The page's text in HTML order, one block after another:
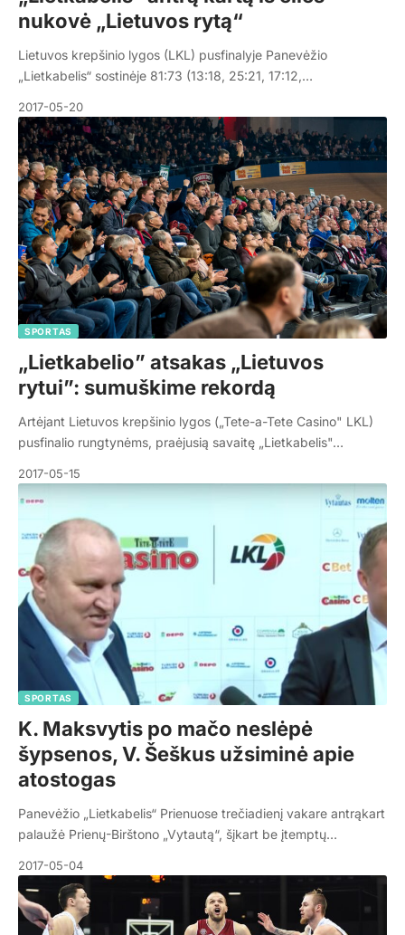
nukovė „Lietuvos rytą“
Lietuvos krepšinio lygos (LKL) pusfinalyje Panevėžio
„Lietkabelis“ sostinėje 81:73 (13:18, 25:21, 17:12,…
2017-05-20
SPORTAS
„Lietkabelio” atsakas „Lietuvos
rytui”: sumuškime rekordą
Artėjant Lietuvos krepšinio lygos („Tete-a-Tete Casino" LKL)
pusfinalio rungtynėms, praėjusią savaitę „Lietkabelis"…
2017-05-15
SPORTAS
K. Maksvytis po mačo neslėpė
šypsenos, V. Šeškus užsiminė apie
atostogas
Panevėžio „Lietkabelis“ Prienuose trečiadienį vakare antrąkart
palaužė Prienų-Birštono „Vytautą“, šįkart be įtemptų…
2017-05-04